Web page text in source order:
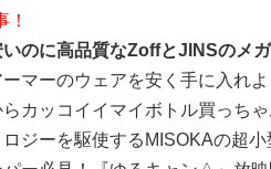
！
のに高品質なZoffとJINSのメ
マーのウェアを安く手に入れ
カッコイイマイボトル買っち
ジーを駆使するMISOKAの超